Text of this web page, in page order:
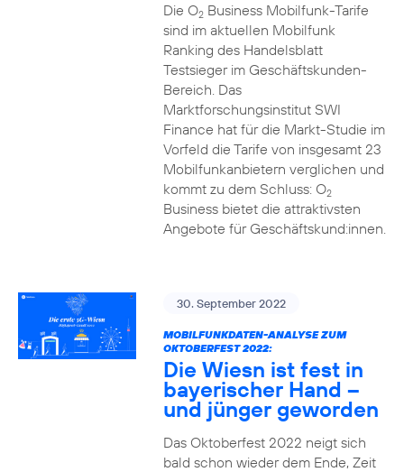
Die O2Business Mobilfunk-Tarife
sind im aktuellen Mobilfunk
Ranking des Handelsblatt
Testsieger im Geschäftskunden-
Bereich. Das
Marktforschungsinstitut SWI
Finance hat für die Markt-Studie im
Vorfeld die Tarife von insgesamt 23
Mobilfunkanbietern verglichen und
kommt zu dem Schluss: O2
Business bietet die attraktivsten
Angebote für Geschäftskund:innen.
30. September 2022
MOBILFUNKDATEN-ANALYSE ZUM
OKTOBERFEST 2022:
Die Wiesn ist fest in
bayerischer Hand –
und jünger geworden
Das Oktoberfest 2022 neigt sich
bald schon wieder dem Ende, Zeit